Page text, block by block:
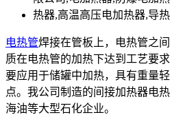
电热管焊接在管板上，电热管之
质在电热管的加热下达到工艺要
要应用于储罐中加热，具有重量
点。我公司制造的间接加热器电
海油等大型石化企业。